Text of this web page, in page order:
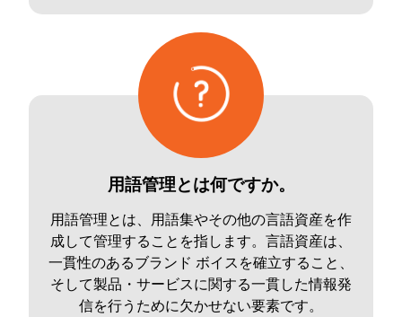
用語管理とは何ですか。
用語管理とは、用語集やその他の言語資産を作
成して管理することを指します。言語資産は、
一貫性のあるブランド ボイスを確立すること、
そして製品・サービスに関する一貫した情報発
信を行うために欠かせない要素です。